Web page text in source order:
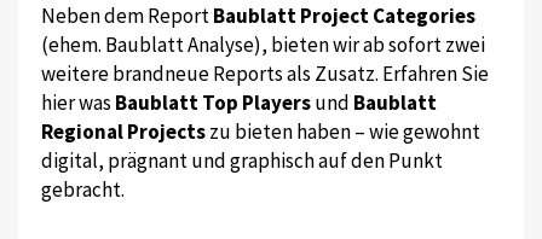
Neben dem ReportBaublatt Project Categories
(ehem. Baublatt Analyse), bieten wir ab sofort zwei
weitere brandneue Reports als Zusatz. Erfahren Sie
hier was Baublatt Top Playersund Baublatt
Regional Projectszu bieten haben – wie gewohnt
digital, prägnant und graphisch auf den Punkt
gebracht.